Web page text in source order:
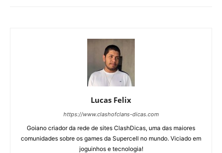
Lucas Felix
https://www.clashofclans-dicas.com
Goiano criador da rede de sites ClashDicas, uma das maiores
comunidades sobre os games da Supercell no mundo. Viciado em
joguinhos e tecnologia!